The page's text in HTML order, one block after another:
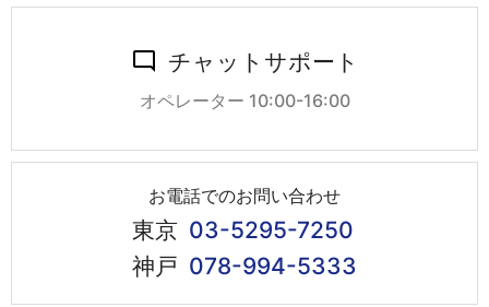
チャットサポート
オペレーター 10:00-16:00
お電話でのお問い合わせ
東京 03-5295-7250
神戸 078-994-5333